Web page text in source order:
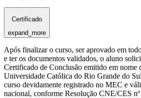
Certificado
expand_more
Após finalizar o curso, ser aprovado em
e ter os documentos validados, o aluno
Certificado de Conclusão emitido em nome
Universidade Católica do Rio Grande do
curso devidamente registrado no MEC e
nacional, conforme Resolução CNE/CES